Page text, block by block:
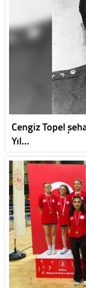
Cengiz Topel
Yıl…